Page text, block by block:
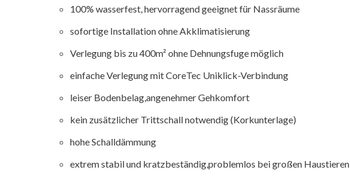
100% wasserfest, hervorragend geeignet für Nassräume
sofortige Installation ohne Akklimatisierung
Verlegung bis zu 400m² ohne Dehnungsfuge möglich
einfache Verlegung mit CoreTec Uniklick-Verbindung
leiser Bodenbelag,angenehmer Gehkomfort
kein zusätzlicher Trittschall notwendig (Korkunterlage)
hohe Schalldämmung
extrem stabil und kratzbeständig,problemlos bei großen Haustieren